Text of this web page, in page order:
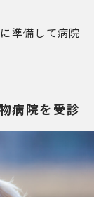
準備して病院
病院を受診